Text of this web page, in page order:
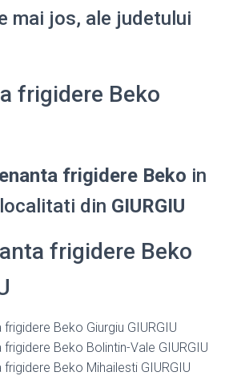
mai jos, ale judetului
frigidere Beko
frigidere Beko in
din GIURGIU
frigidere Beko
Beko Giurgiu GIURGIU
frigidere Beko Bolintin-Vale GIURGIU
frigidere Beko Mihailesti GIURGIU